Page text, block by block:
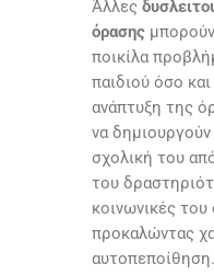
Άλλες
όρασης
ποικίλα
παιδιού όσο
ανάπτυξη της
να
σχολική του
του
κοινωνικές
προκαλώντας
αυτοπεποίθηση.